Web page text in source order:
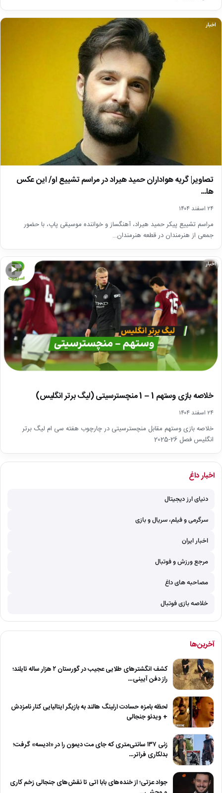
اخبار
تصاویر| گریه هواداران حمید هیراد در مراسم تشییع او/ این عکس
ها…
۲۴ اسفند ۱۴۰۴
مراسم تشییع پیکر حمید هیراد، آهنگساز و خواننده موسیقی پاپ، با حضور
جمعی از هنرمندان در قطعه هنرمندان…
▶
اخبار
خلاصه بازی وستهم 1 – 1 منچسترسیتی (لیگ برتر انگلیس)
۲۴ اسفند ۱۴۰۴
خلاصه بازی وستهم مقابل منچسترسیتی در چارچوب هفته سی ام لیگ برتر
انگلیس فصل 26-2025
اخبار داغ
دنیای ارز دیجیتال
سرگرمی و فیلم، سریال و بازی
اخبار ایران
مرجع ورزش و فوتبال
مصاحبه های داغ
خلاصه بازی فوتبال
آخرین‌ها
کشف انگشترهای طلایی عجیب در گورستان ۲ هزار ساله تایلند؛
راز دفن آیینی…
لحظه بامزه حسادت ارلینگ هالند به بازیگر ایتالیایی کنار نامزدش
+ ویدئو جنجالی
زنی ۱۳۷ سانتی‌متری که جای مت دیمون را در «ادیسه» گرفت؛
بدلکاری فراتر…
جواد عزتی؛ از خنده‌های بابا اتی تا نقش‌های جنجالی زخم کاری